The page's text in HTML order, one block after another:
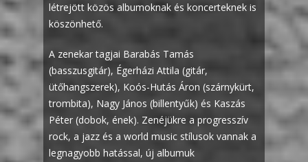
létrejött közös albumoknak és koncerteknek is
köszönhető.
A zenekar tagjai Barabás Tamás
(basszusgitár), Égerházi Attila (gitár,
ütőhangszerek), Koós-Hutás Áron (szárnykürt,
trombita), Nagy János (billentyűk) és Kaszás
Péter (dobok, ének). Zenéjükre a progresszív
rock, a jazz és a world music stílusok vannak a
legnagyobb hatással, új albumuk